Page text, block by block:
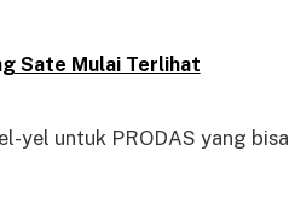
Sate Mulai Terlihat
yel untuk PRODAS yang bisa